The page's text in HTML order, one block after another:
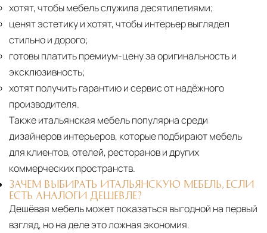
хотят, чтобы мебель служила десятилетиями;
ценят эстетику и хотят, чтобы интерьер выглядел
стильно и дорого;
готовы платить премиум-цену за оригинальность и
эксклюзивность;
хотят получить гарантию и сервис от надёжного
производителя.
Также итальянская мебель популярна среди
дизайнеров интерьеров, которые подбирают мебель
для клиентов, отелей, ресторанов и других
коммерческих пространств.
ЗАЧЕМ ВЫБИРАТЬ ИТАЛЬЯНСКУЮ МЕБЕЛЬ, ЕСЛИ
ЕСТЬ АНАЛОГИ ДЕШЕВЛЕ?
Дешёвая мебель может показаться выгодной на первый
взгляд, но на деле это ложная экономия.